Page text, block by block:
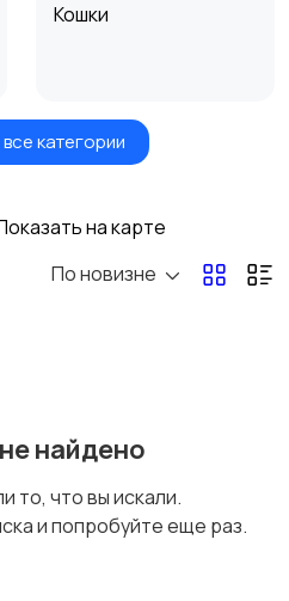
Кошки
Грызуны
С/х животные
категории
на карте
По новизне
найдено
то, что вы искали.
и попробуйте еще раз.